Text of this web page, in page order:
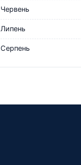
Червень
Липень
Серпень